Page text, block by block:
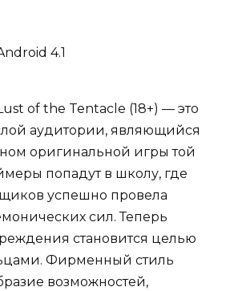
4.1
of the Tentacle (18+) — это
аудитории, являющийся
оригинальной игры той
попадут в школу, где
успешно провела
сил. Теперь
становится целью
Фирменный стиль
возможностей,